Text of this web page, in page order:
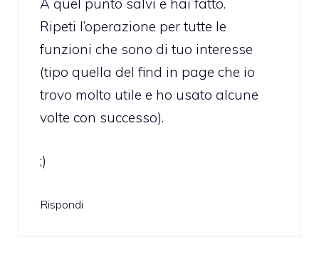
A quel punto salvi e hai fatto.
Ripeti l’operazione per tutte le
funzioni che sono di tuo interesse
(tipo quella del find in page che io
trovo molto utile e ho usato alcune
volte con successo).
;)
Rispondi